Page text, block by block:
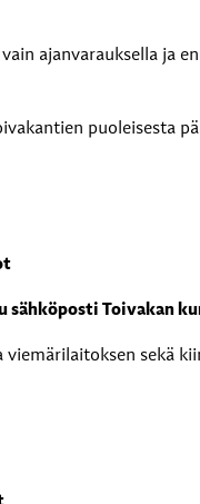
ajanvarauksella ja
puoleisesta
sähköposti Toivakan
viemärilaitoksen sekä